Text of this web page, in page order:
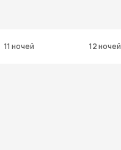
11 ночей 12 ночей